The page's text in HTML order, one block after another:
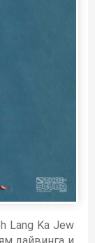
Lang Ka Jew